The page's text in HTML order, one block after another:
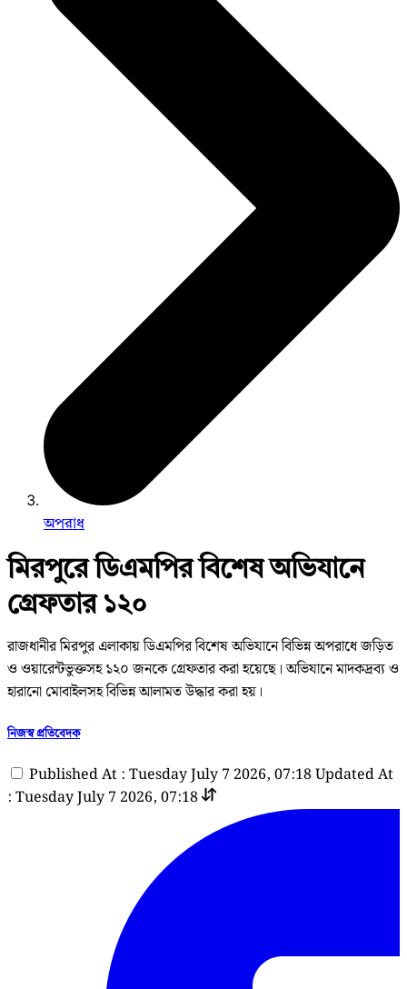
অপরাধ
মিরপুরে ডিএমপির বিশেষ অভিযানে
গ্রেফতার ১২০
রাজধানীর মিরপুর এলাকায় ডিএমপির বিশেষ অভিযানে বিভিন্ন অপরাধে জড়িত
ও ওয়ারেন্টভুক্তসহ ১২০ জনকে গ্রেফতার করা হয়েছে। অভিযানে মাদকদ্রব্য ও
হারানো মোবাইলসহ বিভিন্ন আলামত উদ্ধার করা হয়।
নিজস্ব প্রতিবেদক
Published At : Tuesday July 7 2026, 07:18Updated At
: Tuesday July 7 2026, 07:18